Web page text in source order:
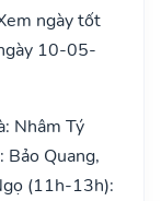
ngày tốt
10-05-
Nhâm Tý
Quang,
(11h-13h):